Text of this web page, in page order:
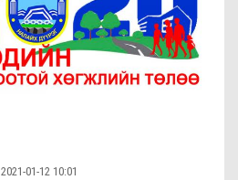
2021-01-12 10:01